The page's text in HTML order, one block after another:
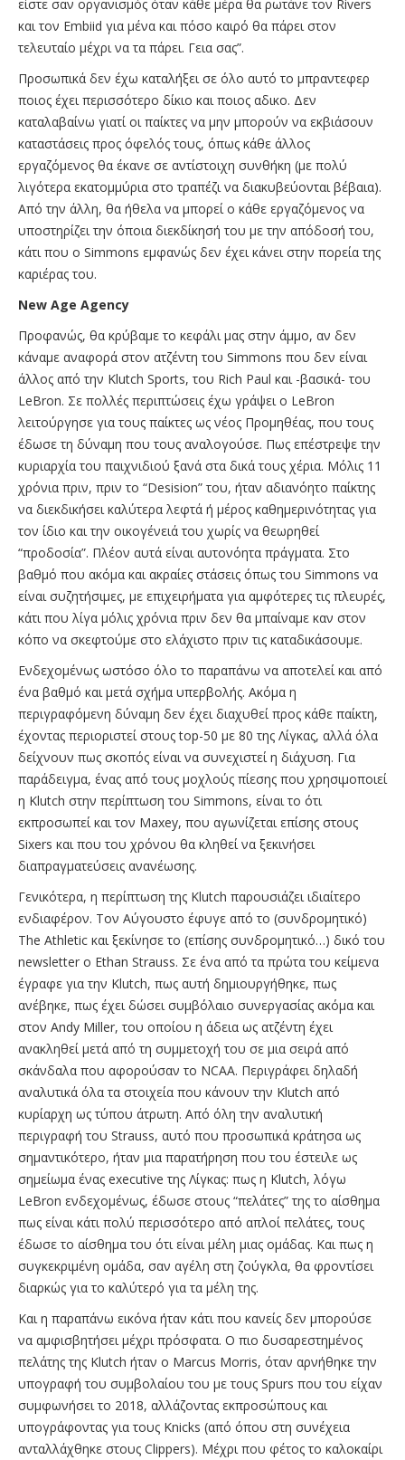
είστε σαν οργανισμός όταν κάθε μέρα θα ρωτάνε τον Rivers
και τον Embiid για μένα και πόσο καιρό θα πάρει στον
τελευταίο μέχρι να τα πάρει. Γεια σας”.
Προσωπικά δεν έχω καταλήξει σε όλο αυτό το μπραντεφερ
ποιος έχει περισσότερο δίκιο και ποιος αδικο. Δεν
καταλαβαίνω γιατί οι παίκτες να μην μπορούν να εκβιάσουν
καταστάσεις προς όφελός τους, όπως κάθε άλλος
εργαζόμενος θα έκανε σε αντίστοιχη συνθήκη (με πολύ
λιγότερα εκατομμύρια στο τραπέζι να διακυβεύονται βέβαια).
Από την άλλη, θα ήθελα να μπορεί ο κάθε εργαζόμενος να
υποστηρίζει την όποια διεκδίκησή του με την απόδοσή του,
κάτι που ο Simmons εμφανώς δεν έχει κάνει στην πορεία της
καριέρας του.
New Age Agency
Προφανώς, θα κρύβαμε το κεφάλι μας στην άμμο, αν δεν
κάναμε αναφορά στον ατζέντη του Simmons που δεν είναι
άλλος από την Klutch Sports, του Rich Paul και -βασικά- του
LeBron. Σε πολλές περιπτώσεις έχω γράψει ο LeBron
λειτούργησε για τους παίκτες ως νέος Προμηθέας, που τους
έδωσε τη δύναμη που τους αναλογούσε. Πως επέστρεψε την
κυριαρχία του παιχνιδιού ξανά στα δικά τους χέρια. Μόλις 11
χρόνια πριν, πριν το “Desision” του, ήταν αδιανόητο παίκτης
να διεκδικήσει καλύτερα λεφτά ή μέρος καθημερινότητας για
τον ίδιο και την οικογένειά του χωρίς να θεωρηθεί
“προδοσία”. Πλέον αυτά είναι αυτονόητα πράγματα. Στο
βαθμό που ακόμα και ακραίες στάσεις όπως του Simmons να
είναι συζητήσιμες, με επιχειρήματα για αμφότερες τις πλευρές,
κάτι που λίγα μόλις χρόνια πριν δεν θα μπαίναμε καν στον
κόπο να σκεφτούμε στο ελάχιστο πριν τις καταδικάσουμε.
Ενδεχομένως ωστόσο όλο το παραπάνω να αποτελεί και από
ένα βαθμό και μετά σχήμα υπερβολής. Ακόμα η
περιγραφόμενη δύναμη δεν έχει διαχυθεί προς κάθε παίκτη,
έχοντας περιοριστεί στους top-50 με 80 της Λίγκας, αλλά όλα
δείχνουν πως σκοπός είναι να συνεχιστεί η διάχυση. Για
παράδειγμα, ένας από τους μοχλούς πίεσης που χρησιμοποιεί
η Klutch στην περίπτωση του Simmons, είναι το ότι
εκπροσωπεί και τον Maxey, που αγωνίζεται επίσης στους
Sixers και που του χρόνου θα κληθεί να ξεκινήσει
διαπραγματεύσεις ανανέωσης.
Γενικότερα, η περίπτωση της Klutch παρουσιάζει ιδιαίτερο
ενδιαφέρον. Τον Αύγουστο έφυγε από το (συνδρομητικό)
The Athletic και ξεκίνησε το (επίσης συνδρομητικό…) δικό του
newsletter ο Ethan Strauss. Σε ένα από τα πρώτα του κείμενα
έγραφε για την Klutch, πως αυτή δημιουργήθηκε, πως
ανέβηκε, πως έχει δώσει συμβόλαιο συνεργασίας ακόμα και
στον Andy Miller, του οποίου η άδεια ως ατζέντη έχει
ανακληθεί μετά από τη συμμετοχή του σε μια σειρά από
σκάνδαλα που αφορούσαν το NCAA. Περιγράφει δηλαδή
αναλυτικά όλα τα στοιχεία που κάνουν την Klutch από
κυρίαρχη ως τύπου άτρωτη. Από όλη την αναλυτική
περιγραφή του Strauss, αυτό που προσωπικά κράτησα ως
σημαντικότερο, ήταν μια παρατήρηση που του έστειλε ως
σημείωμα ένας executive της Λίγκας: πως η Klutch, λόγω
LeBron ενδεχομένως, έδωσε στους “πελάτες” της το αίσθημα
πως είναι κάτι πολύ περισσότερο από απλοί πελάτες, τους
έδωσε το αίσθημα του ότι είναι μέλη μιας ομάδας. Και πως η
συγκεκριμένη ομάδα, σαν αγέλη στη ζούγκλα, θα φροντίσει
διαρκώς για το καλύτερό για τα μέλη της.
Και η παραπάνω εικόνα ήταν κάτι που κανείς δεν μπορούσε
να αμφισβητήσει μέχρι πρόσφατα. Ο πιο δυσαρεστημένος
πελάτης της Klutch ήταν ο Marcus Morris, όταν αρνήθηκε την
υπογραφή του συμβολαίου του με τους Spurs που του είχαν
συμφωνήσει το 2018, αλλάζοντας εκπροσώπους και
υπογράφοντας για τους Knicks (από όπου στη συνέχεια
ανταλλάχθηκε στους Clippers). Μέχρι που φέτος το καλοκαίρι